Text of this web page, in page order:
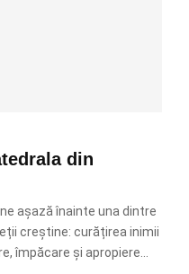
din
așază înainte una dintre
creștine: curățirea inimii
împăcare și apropiere...